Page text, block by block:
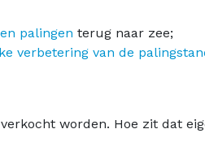
palingen terug naar zee;
verbetering van de
worden. Hoe zit dat